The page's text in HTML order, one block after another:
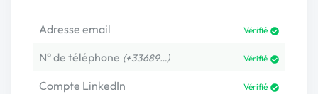
Adresse email Vérifié
N° de téléphone (+33689…) Vérifié
Compte LinkedIn Vérifié